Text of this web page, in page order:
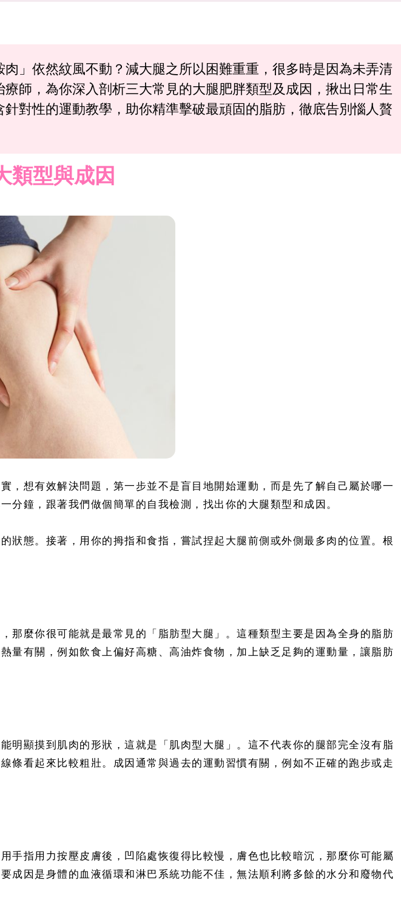
」依然紋風不動？減大腿之所以困難重重，很多時是因為未弄清
師，為你深入剖析三大常見的大腿肥胖類型及成因，揪出日常生
對性的運動教學，助你精準擊破最頑固的脂肪，徹底告別惱人贅
類型與成因
想有效解決問題，第一步並不是盲目地開始運動，而是先了解自己屬於哪一
鐘，跟著我們做個簡單的自我檢測，找出你的大腿類型和成因。
態。接著，用你的拇指和食指，嘗試捏起大腿前側或外側最多肉的位置。根
那麼你很可能就是最常見的「脂肪型大腿」。這種類型主要是因為全身的脂肪
量有關，例如飲食上偏好高糖、高油炸食物，加上缺乏足夠的運動量，讓脂肪
顯摸到肌肉的形狀，這就是「肌肉型大腿」。這不代表你的腿部完全沒有脂
條看起來比較粗壯。成因通常與過去的運動習慣有關，例如不正確的跑步或走
指用力按壓皮膚後，凹陷處恢復得比較慢，膚色也比較暗沉，那麼你可能屬
成因是身體的血液循環和淋巴系統功能不佳，無法順利將多餘的水分和廢物代